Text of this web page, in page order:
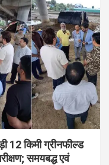
12 किमी ग्रीनफील्ड
समयबद्ध एवं